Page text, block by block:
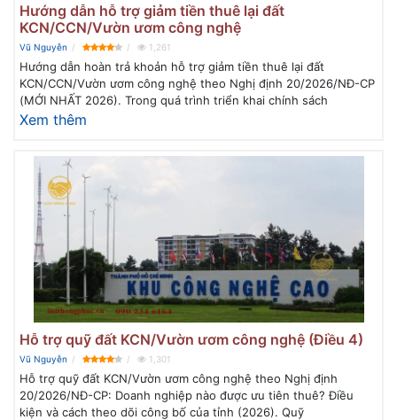
Hướng dẫn hỗ trợ giảm tiền thuê lại đất
KCN/CCN/Vườn ươm công nghệ
Vũ Nguyễn 1,261
Hướng dẫn hoàn trả khoản hỗ trợ giảm tiền thuê lại đất
KCN/CCN/Vườn ươm công nghệ theo Nghị định 20/2026/NĐ-CP
(MỚI NHẤT 2026). Trong quá trình triển khai chính sách
Xem thêm
Hỗ trợ quỹ đất KCN/Vườn ươm công nghệ (Điều 4)
Vũ Nguyễn 1,301
Hỗ trợ quỹ đất KCN/Vườn ươm công nghệ theo Nghị định
20/2026/NĐ-CP: Doanh nghiệp nào được ưu tiên thuê? Điều
kiện và cách theo dõi công bố của tỉnh (2026). Quỹ